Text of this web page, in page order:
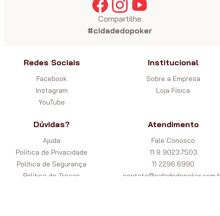
Compartilhe
#cidadedopoker
Redes Sociais
Facebook
Instagram
YouTube
Institucional
Sobre a Empresa
Loja Física
Dúvidas?
Ajuda
Política de Privacidade
Política de Segurança
Política de Trocas
Atendimento
Fale Conosco
11 9 9023.7503
11 2296.6990